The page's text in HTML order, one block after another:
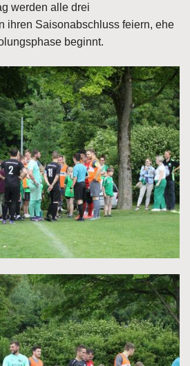
werden alle drei
ihren Saisonabschluss feiern, ehe
beginnt.